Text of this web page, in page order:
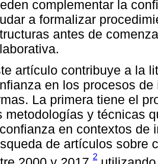
complementar la
a formalizar
antes de
artículo contribuye a la
en los procesos
La primera tiene el
metodologías y técnicas
en contextos de
de artículos sobre
2